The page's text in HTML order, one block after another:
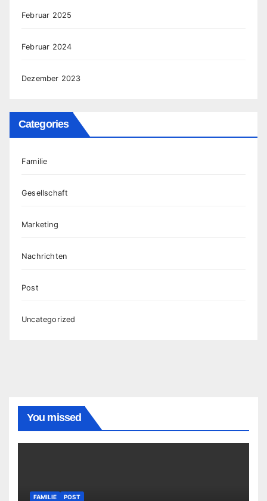
Februar 2025
Februar 2024
Dezember 2023
Categories
Familie
Gesellschaft
Marketing
Nachrichten
Post
Uncategorized
You missed
FAMILIE POST